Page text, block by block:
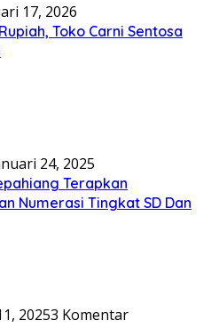
17, 2026
Toko Carni Sentosa
24, 2025
Terapkan
Numerasi Tingkat SD Dan
20253 Komentar